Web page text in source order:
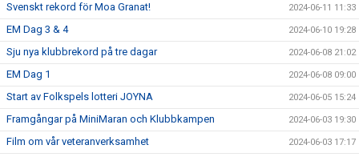
Svenskt rekord för Moa Granat! 2024-06-11 11:33
EM Dag 3 & 4 2024-06-10 19:28
Sju nya klubbrekord på tre dagar 2024-06-08 21:02
EM Dag 1 2024-06-08 09:00
Start av Folkspels lotteri JOYNA 2024-06-05 15:24
Framgångar på MiniMaran och Klubbkampen 2024-06-03 19:30
Film om vår veteranverksamhet 2024-06-03 17:17